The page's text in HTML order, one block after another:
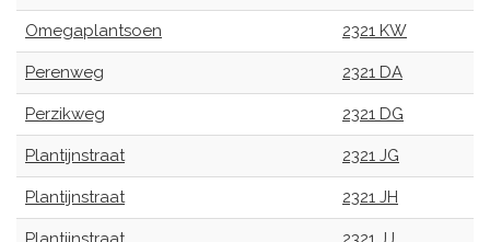
Omegaplantsoen 2321 KW
Perenweg 2321 DA
Perzikweg 2321 DG
Plantijnstraat 2321 JG
Plantijnstraat 2321 JH